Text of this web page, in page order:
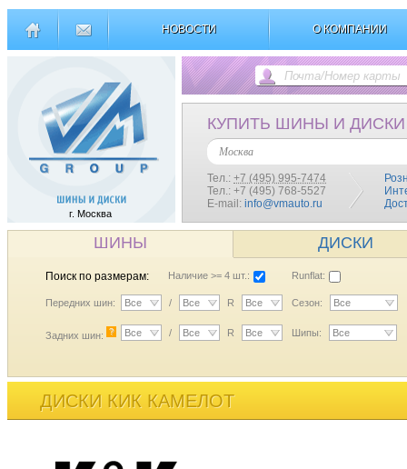
НОВОСТИ О КОМПАНИИ
г. Москва
КУПИТЬ ШИНЫ И ДИСКИ
Москва
Тел.: +7 (495) 995-7474
Тел.: +7 (495) 768-5527
E-mail: info@vmauto.ru
ШИНЫ ДИСКИ
Поиск по размерам: Наличие >= 4 шт.: Runflat:
Передних шин: Все / Все R Все Сезон: Все
Задних шин: ? Все / Все R Все Шипы: Все
ДИСКИ КИК КАМЕЛОТ